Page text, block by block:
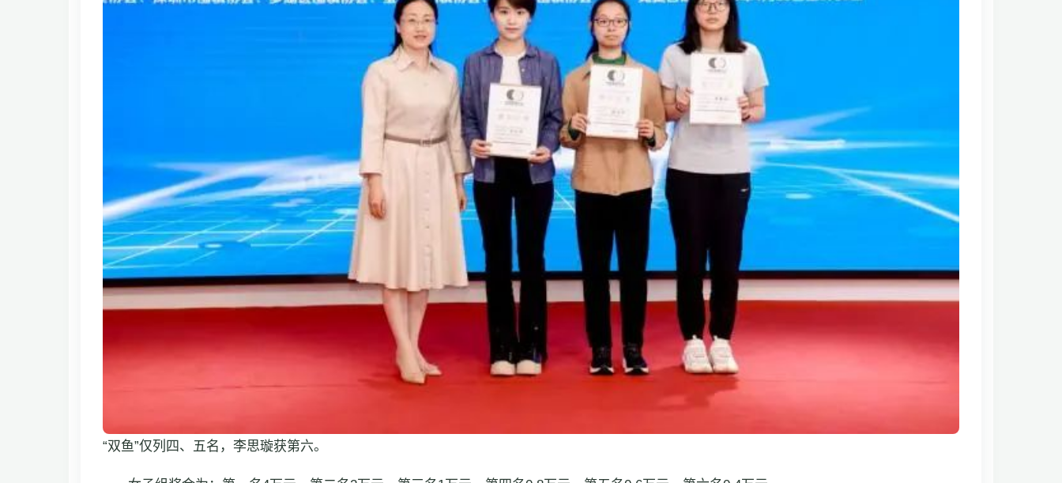
“双鱼”仅列四、五名，李思璇获第六。